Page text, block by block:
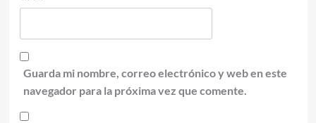
Guarda mi nombre, correo electrónico y web en este
navegador para la próxima vez que comente.